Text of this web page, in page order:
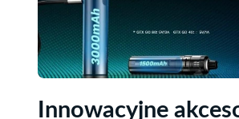
Innowacyjne